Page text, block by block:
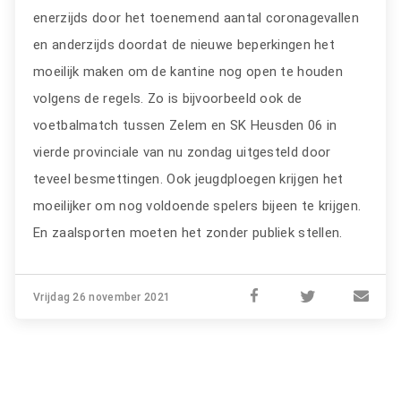
enerzijds door het toenemend aantal coronagevallen
en anderzijds doordat de nieuwe beperkingen het
moeilijk maken om de kantine nog open te houden
volgens de regels. Zo is bijvoorbeeld ook de
voetbalmatch tussen Zelem en SK Heusden 06 in
vierde provinciale van nu zondag uitgesteld door
teveel besmettingen. Ook jeugdploegen krijgen het
moeilijker om nog voldoende spelers bijeen te krijgen.
En zaalsporten moeten het zonder publiek stellen.
Vrijdag 26 november 2021